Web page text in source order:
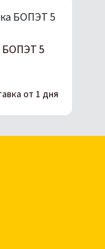
БОПЭТ 5
от 1 дня